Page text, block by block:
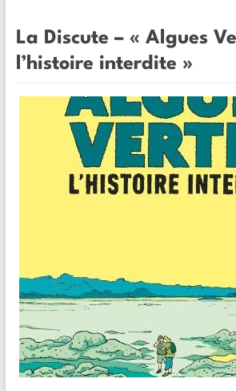
La Discute – « Algues
l’histoire interdite »